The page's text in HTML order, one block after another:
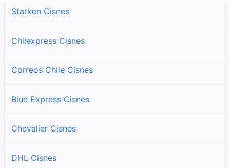
Starken Cisnes
Chilexpress Cisnes
Correos Chile Cisnes
Blue Express Cisnes
Chevalier Cisnes
DHL Cisnes